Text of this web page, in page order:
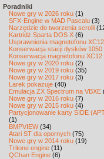
Poradniki
Nowe gry w 2026 roku (1)
SFX-Engine w MAD Pascalu (3)
Narzędzie do tworzenia scrolli
Kartridż Sparta DOS X (6)
Usprawnienia magnetofonu XC12
Konserwacja stacji dysków 1050
Konserwacja magnetofonu XC12
Nowe gry w 2020 roku (2)
Nowe gry w 2019 roku (35)
Nowe gry w 2017 roku (3)
Larek pokazuje (40)
Emulacja ZX Spectrum na VBXE
Nowe gry w 2016 roku (7)
Nowe gry w 2015 roku (4)
Partycjonowanie karty SIDE
(1)
BMPVIEW(34)
Atari ST dla opornych (75)
Nowe gry w 2014 roku (19)
Tritone engine (11)
QChan Engine (6)